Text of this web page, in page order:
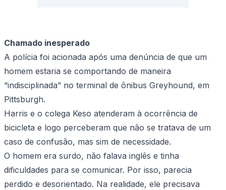
Chamado inesperado
A polícia foi acionada após uma denúncia de que um
homem estaria se comportando de maneira
“indisciplinada” no terminal de ônibus Greyhound, em
Pittsburgh.
Harris e o colega Keso atenderam à ocorrência de
bicicleta e logo perceberam que não se tratava de um
caso de confusão, mas sim de necessidade.
O homem era surdo, não falava inglês e tinha
dificuldades para se comunicar. Por isso, parecia
perdido e desorientado. Na realidade, ele precisava